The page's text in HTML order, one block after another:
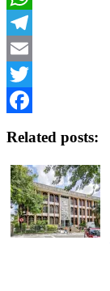
Link
WhatsApp
Telegram
Email
Twitter
Related posts: